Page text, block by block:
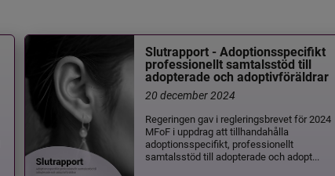
Slutrapport - Adoptionsspecifikt
professionellt samtalsstöd till
adopterade och adoptivföräldrar
20 december 2024
Regeringen gav i regleringsbrevet för 2024
MFoF i uppdrag att tillhandahålla
adoptionsspecifikt, professionellt
samtalsstöd till adopterade och adopt...